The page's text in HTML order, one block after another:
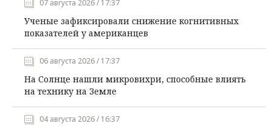
07 августа 2026 / 17:37
Ученые зафиксировали снижение когнитивных
показателей у американцев
06 августа 2026 / 17:37
На Солнце нашли микровихри, способные влиять
на технику на Земле
04 августа 2026 / 16:37